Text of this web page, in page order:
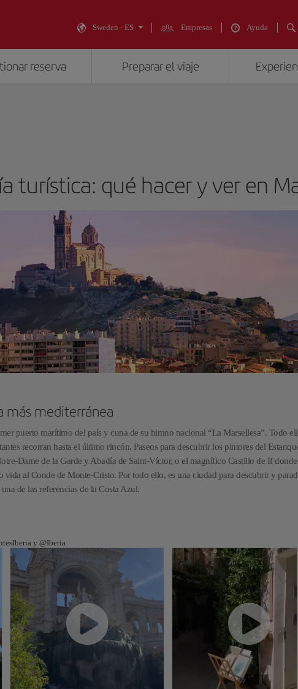
Sweden - ES Empresas Ayuda
reserva Preparar el viaje
turística: qué hacer y ver en
más mediterránea
puerto marítimo del país y cuna de su himno nacional “La Marsellesa”. Todo
recorran hasta el último rincón. Paseos para descubrir los pintores del
Dame de la Garde y Abadía de Saint-Víctor, o el magnífico Castillo de If
al Conde de Monte-Cristo. Por todo ello, es una ciudad para descubrir y
de las referencias de la Costa Azul.
y @Iberia